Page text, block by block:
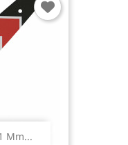
Mm...